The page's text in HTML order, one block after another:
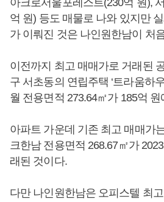
아크로서울포레스트(230억 원),
억 원) 등도 매물로 나와 있지만
가 이뤄진 것은 나인원한남이 처
이전까지 최고 매매가로 거래된
구 서초동의 연립주택 ‘트라움하
월 전용면적 273.64㎡가 185억
아파트 가운데 기존 최고 매매가
크한남 전용면적 268.67㎡가
래된 것이다.
다만 나인원한남은 오피스텔 최